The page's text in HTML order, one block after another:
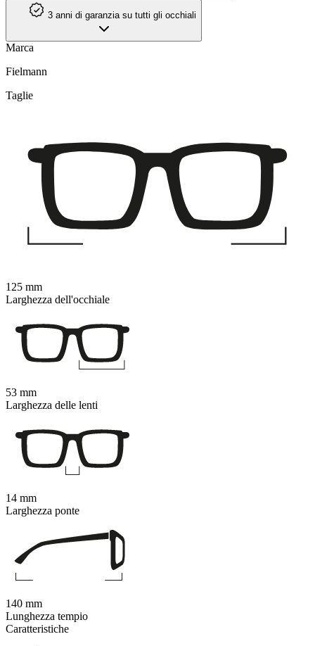
3 anni di garanzia su tutti gli occhiali
Marca
Fielmann
Caratteristiche
Taglie
125 mm
Larghezza dell'occhiale
53 mm
Larghezza delle lenti
14 mm
Larghezza ponte
140 mm
Lunghezza tempio